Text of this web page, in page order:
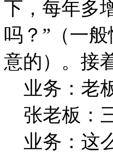
下，每年多
吗？”（一
意的）。接
业务：老
张老板：
业务：这